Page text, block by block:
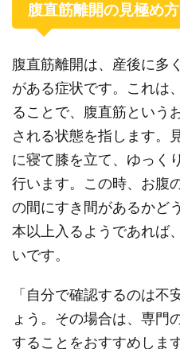
腹直筋離開の見極め方
腹直筋離開は、産後に多
がある症状です。これは
ることで、腹直筋という
される状態を指します。
に寝て膝を立て、ゆっく
行います。この時、お腹
の間にすき間があるかど
本以上入るようであれば
いです。
「自分で確認するのは
ょう。その場合は、専門
することをおすすめしま